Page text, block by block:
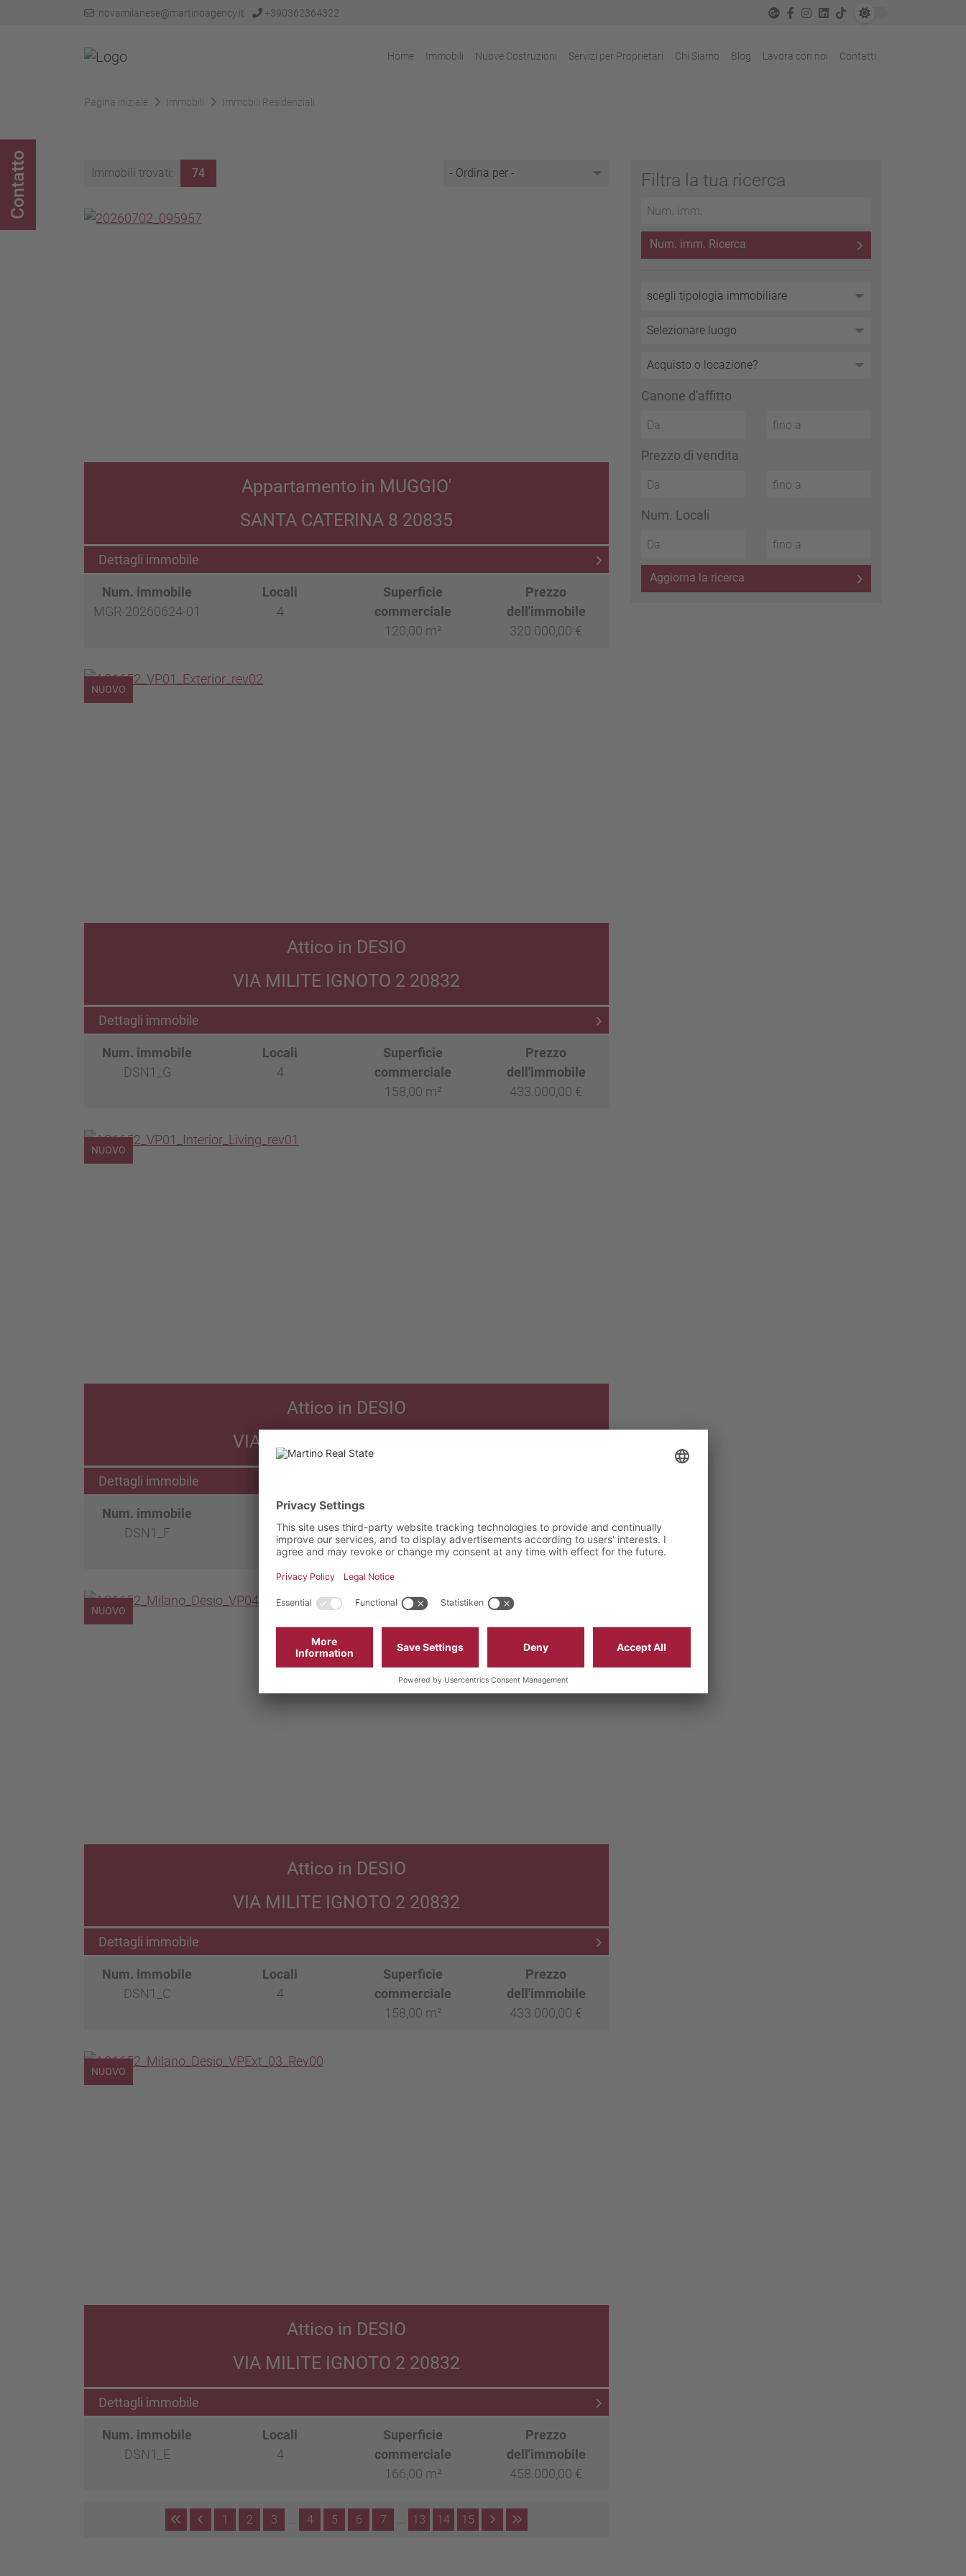
novamilanese@martinoagency.it +390362364322
Home Immobili Nuove Costruzioni Servizi per Proprietari Chi Siamo Blog Lavora con noi Contatti
Pagina iniziale Immobili Immobili Residenziali
Immobili trovati: 74
Appartamento in MUGGIO'
SANTA CATERINA 8 20835
Dettagli immobile
Num. immobile
MGR-20260624-01
Locali
4
Superficie
commerciale
120,00 m²
Prezzo
dell'immobile
320.000,00 €
NUOVO
Attico in DESIO
VIA MILITE IGNOTO 2 20832
Dettagli immobile
Num. immobile
DSN1_G
Locali
4
Superficie
commerciale
158,00 m²
Prezzo
dell'immobile
433.000,00 €
NUOVO
Attico in DESIO
VIA MILITE IGNOTO 2 20832
Dettagli immobile
Num. immobile
DSN1_F
Locali
4
commerciale
158,00 m²
dell'immobile
433.000,00 €
NUOVO
Attico in DESIO
VIA MILITE IGNOTO 2 20832
Dettagli immobile
Num. immobile
DSN1_C
Locali
4
Superficie
commerciale
158,00 m²
Prezzo
dell'immobile
433.000,00 €
NUOVO
Attico in DESIO
VIA MILITE IGNOTO 2 20832
Dettagli immobile
Num. immobile
DSN1_E
Locali
4
Superficie
commerciale
166,00 m²
Prezzo
dell'immobile
458.000,00 €
1 2 3 ... 4 5 6 7 ... 13 14 15
Filtra la tua ricerca
Num. imm. Ricerca
Canone d'affitto
Prezzo di vendita
Num. Locali
Aggiorna la ricerca
Contatto